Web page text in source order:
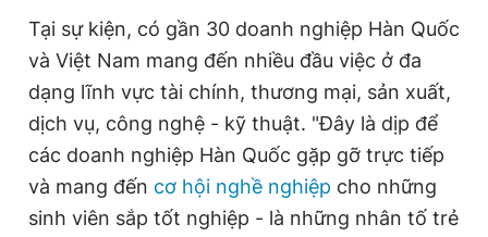
Tại sự kiện, có gần 30 doanh nghiệp Hàn Quốc
và Việt Nam mang đến nhiều đầu việc ở đa
dạng lĩnh vực tài chính, thương mại, sản xuất,
dịch vụ, công nghệ - kỹ thuật. "Đây là dịp để
các doanh nghiệp Hàn Quốc gặp gỡ trực tiếp
và mang đến cơ hội nghề nghiệp cho những
sinh viên sắp tốt nghiệp - là những nhân tố trẻ